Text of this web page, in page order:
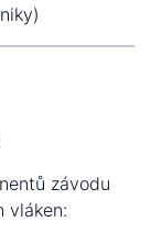
závodu
vláken: